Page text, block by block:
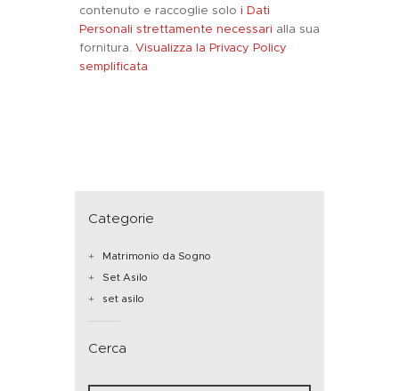
contenuto e raccoglie solo i Dati
Personali strettamente necessari alla sua
fornitura. Visualizza la Privacy Policy
semplificata
Categorie
Matrimonio da Sogno
Set Asilo
set asilo
Cerca